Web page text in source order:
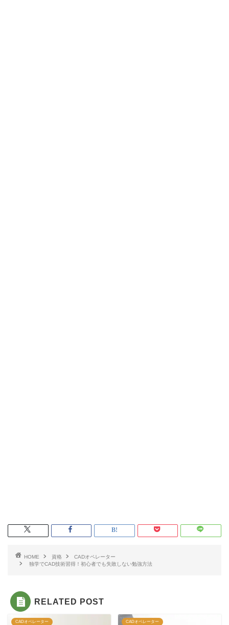
HOME 資格
CADオペレーター
独学でCAD技術習得！初心者でも失敗しない勉強方法
RELATED POST
CADオペレーター CADオペレーター